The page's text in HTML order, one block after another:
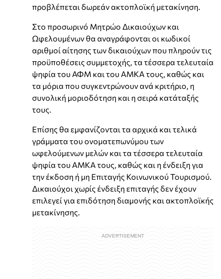
προβλέπεται δωρεάν ακτοπλοϊκή μετακίνηση.
Στο προσωρινό Μητρώο Δικαιούχων και
Ωφελουμένων θα αναγράφονται οι κωδικοί
αριθμοί αίτησης των δικαιούχων που πληρούν τις
προϋποθέσεις συμμετοχής, τα τέσσερα τελευταία
ψηφία του ΑΦΜ και του ΑΜΚΑ τους, καθώς και
τα μόρια που συγκεντρώνουν ανά κριτήριο, η
συνολική μοριοδότηση και η σειρά κατάταξής
τους.
Επίσης θα εμφανίζονται τα αρχικά και τελικά
γράμματα του ονοματεπωνύμου των
ωφελούμενων μελών και τα τέσσερα τελευταία
ψηφία του ΑΜΚΑ τους, καθώς και η ένδειξη για
την έκδοση ή μη Επιταγής Κοινωνικού Τουρισμού.
Δικαιούχοι χωρίς ένδειξη επιταγής δεν έχουν
επιλεγεί για επιδότηση διαμονής και ακτοπλοϊκής
μετακίνησης.